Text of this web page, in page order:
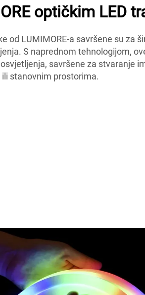
optičkim LED
od LUMIMORE-a savršene su za
S naprednom tehnologijom,
savršene za stvaranje
stanovnim prostorima.